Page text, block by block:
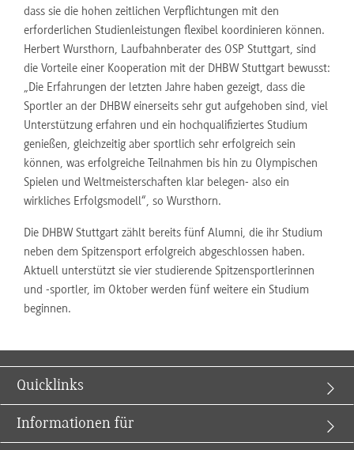
dass sie die hohen zeitlichen Verpflichtungen mit den
erforderlichen Studienleistungen flexibel koordinieren können.
Herbert Wursthorn, Laufbahnberater des OSP Stuttgart, sind
die Vorteile einer Kooperation mit der DHBW Stuttgart bewusst:
„Die Erfahrungen der letzten Jahre haben gezeigt, dass die
Sportler an der DHBW einerseits sehr gut aufgehoben sind, viel
Unterstützung erfahren und ein hochqualifiziertes Studium
genießen, gleichzeitig aber sportlich sehr erfolgreich sein
können, was erfolgreiche Teilnahmen bis hin zu Olympischen
Spielen und Weltmeisterschaften klar belegen- also ein
wirkliches Erfolgsmodell“, so Wursthorn.
Die DHBW Stuttgart zählt bereits fünf Alumni, die ihr Studium
neben dem Spitzensport erfolgreich abgeschlossen haben.
Aktuell unterstützt sie vier studierende Spitzensportlerinnen
und -sportler, im Oktober werden fünf weitere ein Studium
beginnen.
Quicklinks
Informationen für